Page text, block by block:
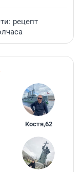
рецепт
Костя,62